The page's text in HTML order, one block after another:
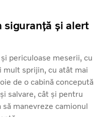
siguranță și alert
periculoase meserii, cu
mult sprijin, cu atât mai
de o cabină concepută
salvare, cât și pentru
manevreze camionul